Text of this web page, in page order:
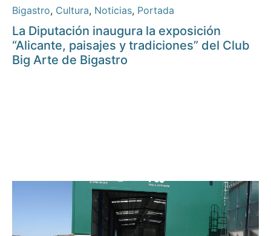
Bigastro, Cultura, Noticias, Portada
La Diputación inaugura la exposición
“Alicante, paisajes y tradiciones” del Club
Big Arte de Bigastro